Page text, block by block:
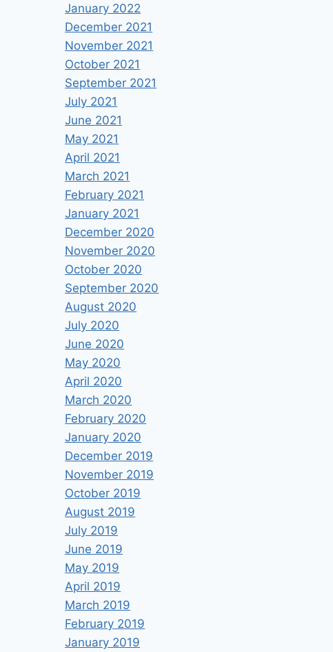
January 2022
December 2021
November 2021
October 2021
September 2021
July 2021
June 2021
May 2021
April 2021
March 2021
February 2021
January 2021
December 2020
November 2020
October 2020
September 2020
August 2020
July 2020
June 2020
May 2020
April 2020
March 2020
February 2020
January 2020
December 2019
November 2019
October 2019
August 2019
July 2019
June 2019
May 2019
April 2019
March 2019
February 2019
January 2019